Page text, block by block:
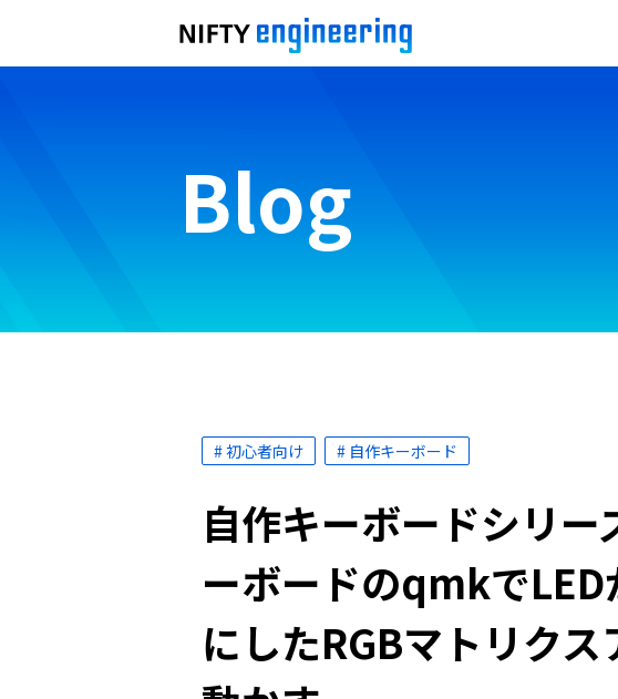
Blog
# 初心者向け # 自作キーボード
自作キーボードシリー
ーボードのqmkで
にしたRGBマトリク